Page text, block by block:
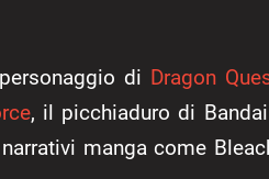
di Dragon
, il picchiaduro di
manga come